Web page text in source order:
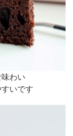
わい
いです